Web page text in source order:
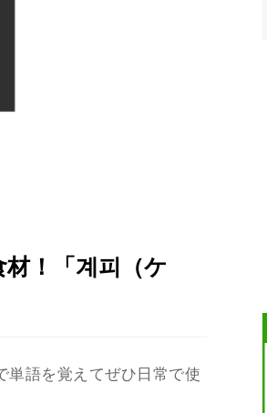
！「계피（ケ
単語を覚えてぜひ日常で使